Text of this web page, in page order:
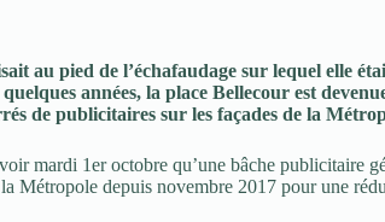
au pied de l’échafaudage sur lequel elle
années, la place Bellecour est
de publicitaires sur les façades de la
mardi 1er octobre qu’une bâche publicitaire
Métropole depuis novembre 2017 pour une